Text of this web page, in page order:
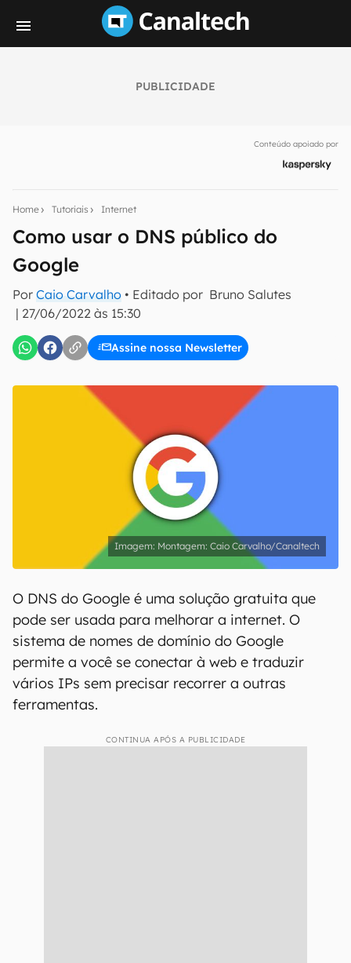
PUBLICIDADE
Conteúdo apoiado por
Home Tutoriais Internet
Como usar o DNS público do
Google
Por Caio Carvalho • Editado por Bruno Salutes
| 27/06/2022 às 15:30
Assine nossa Newsletter
notícias e reviews sobre tecnologia em primeira
Confirmo que li, aceito e concordo com os
Montagem: Caio Carvalho/Canaltech
O DNS do Google é uma solução gratuita que
pode ser usada para melhorar a internet. O
sistema de nomes de domínio do Google
permite a você se conectar à web e traduzir
vários IPs sem precisar recorrer a outras
ferramentas.
CONTINUA APÓS A PUBLICIDADE